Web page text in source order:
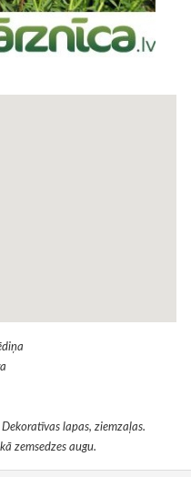
lapas, ziemzaļas.
zemsedzes augu.